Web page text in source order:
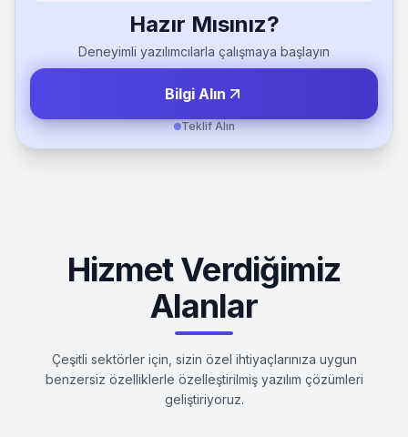
Hazır Mısınız?
Deneyimli yazılımcılarla çalışmaya başlayın
Bilgi Alın
Teklif Alın
Hizmet Verdiğimiz
Alanlar
Çeşitli sektörler için, sizin özel ihtiyaçlarınıza uygun
benzersiz özelliklerle özelleştirilmiş yazılım çözümleri
geliştiriyoruz.